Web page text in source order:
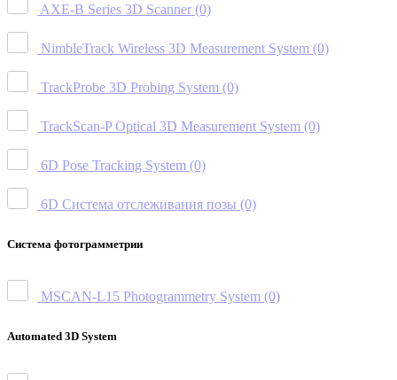
AXE-B Series 3D Scanner (0)
NimbleTrack Wireless 3D Measurement System (0)
TrackProbe 3D Probing System (0)
TrackScan-P Optical 3D Measurement System (0)
6D Pose Tracking System (0)
6D Система отслеживания позы (0)
Система фотограмметрии
MSCAN-L15 Photogrammetry System (0)
Automated 3D System